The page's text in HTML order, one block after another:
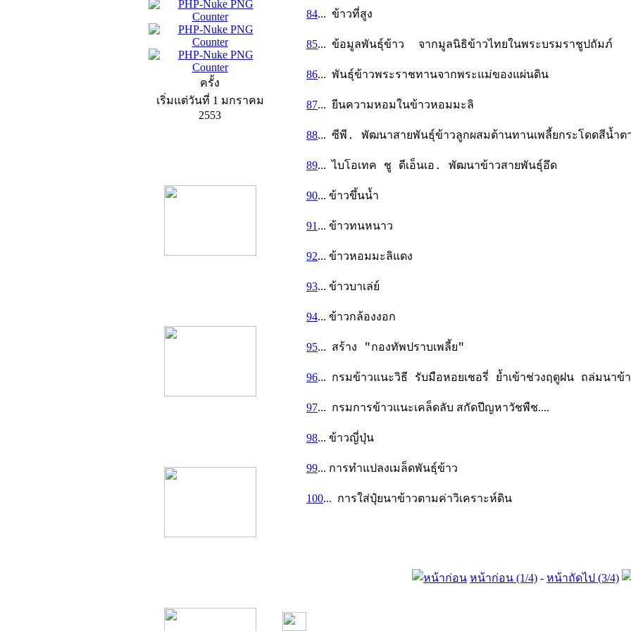
ครั้ง
เริ่มแต่วันที่ 1 มกราคม
2553
84... ข้าวที่สูง
85... ข้อมูลพันธุ์ข้าว จากมูลนิธิข้าวไทยในพระบรมราชูปถัมภ์
86... พันธุ์ข้าวพระราชทานจากพระแม่ของแผ่นดิน
87... ยีนความหอมในข้าวหอมมะลิ
88... ซีพี. พัฒนาสายพันธุ์ข้าวลูกผสมต้านทานเพลี้ยกระโดดสีน้ำต
89...ไบโอเทค ชู ดีเอ็นเอ. พัฒนาข้าวสายพันธุ์อึด
90... ข้าวขึ้นน้ำ
91 ... ข้าวทนหนาว
92... ข้าวหอมมะลิแดง
93... ข้าวบาเล่ย์
94... ข้าวกล้องงอก
95... สร้าง "กองทัพปราบเพลี้ย"
96... กรมข้าวแนะวิธี รับมือหอยเชอรี่ ย้ำเข้าช่วงฤดูฝน ถล่มนาข้
97... กรมการข้าวแนะเคล็ดลับ สกัดปีญหาวัชพืช....
98... ข้าวญี่ปุ่น
99... การทำแปลงเมล็ดพันธุ์ข้าว
100... การใส่ปุ๋ยนาข้าวตามค่าวิเคราะห์ดิน
หน้าก่อน (1/4) - หน้าถัดไป (3/4)